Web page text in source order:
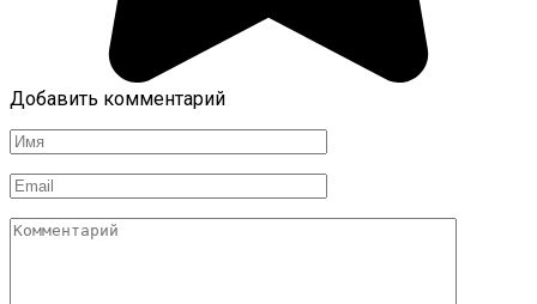
Добавить комментарий
Имя
*
Email
*
Комментарий